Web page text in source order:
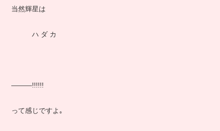
当然輝星は
ハ ダ カ
―――!!!!!!
って感じですよ｡